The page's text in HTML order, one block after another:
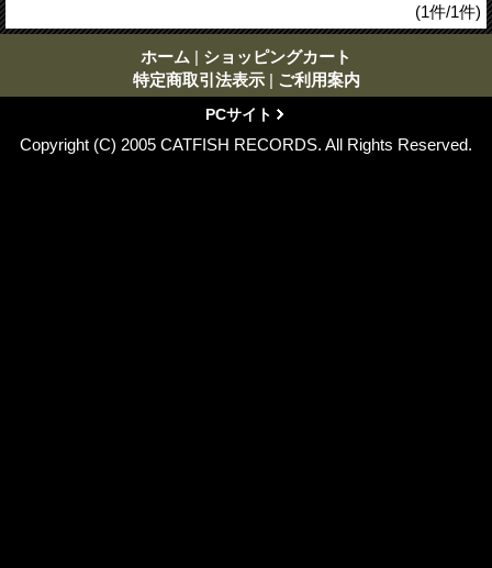
(1件/1件)
ホーム | ショッピングカート
特定商取引法表示 | ご利用案内
PCサイト
Copyright (C) 2005 CATFISH RECORDS. All Rights Reserved.